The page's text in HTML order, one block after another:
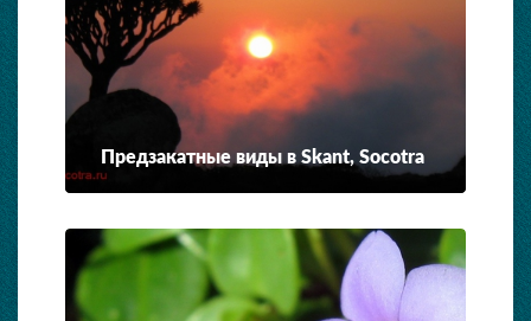
Предзакатные виды в Skant, Socotra